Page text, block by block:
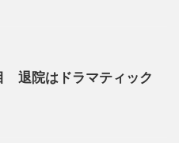
退院はドラマティック